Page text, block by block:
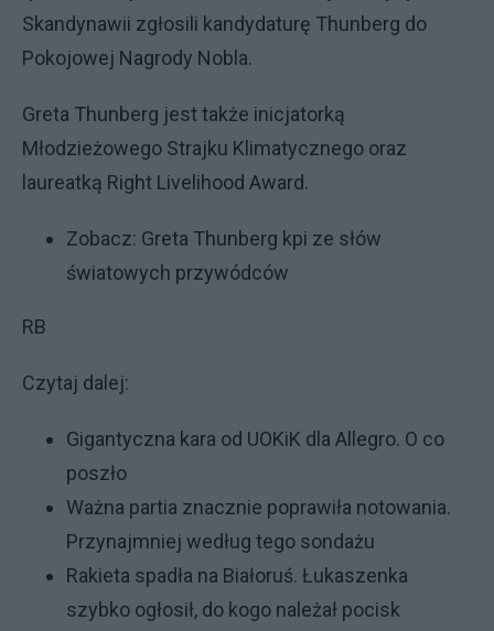
Skandynawii zgłosili kandydaturę Thunberg do
Pokojowej Nagrody Nobla.
Greta Thunberg jest także inicjatorką
Młodzieżowego Strajku Klimatycznego oraz
laureatką Right Livelihood Award.
Zobacz: Greta Thunberg kpi ze słów
światowych przywódców
RB
Czytaj dalej:
Gigantyczna kara od UOKiK dla Allegro. O co
poszło
Ważna partia znacznie poprawiła notowania.
Przynajmniej według tego sondażu
Rakieta spadła na Białoruś. Łukaszenka
szybko ogłosił, do kogo należał pocisk